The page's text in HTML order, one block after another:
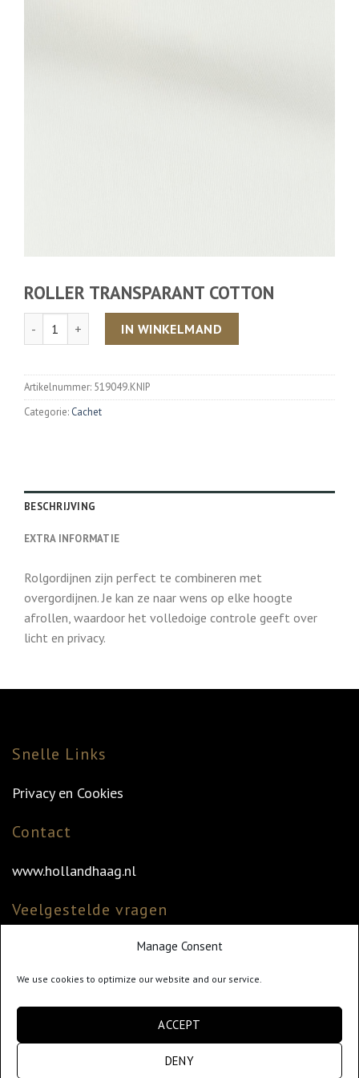
Manage Consent
We use cookies to optimize our website and our service.
ACCEPT
DENY
ROLLER TRANSPARANT COTTON
Aantal IN WINKELMAND
Artikelnummer: 519049.KNIP
Categorie: Cachet
BESCHRIJVING
EXTRA INFORMATIE
Rolgordijnen zijn perfect te combineren met
overgordijnen. Je kan ze naar wens op elke hoogte
afrollen, waardoor het volledoige controle geeft over
licht en privacy.
Snelle Links
Privacy en Cookies
Contact
www.hollandhaag.nl
Veelgestelde vragen
Veelgestelde vragen
Klantenservice
info@hollandhaag.nl